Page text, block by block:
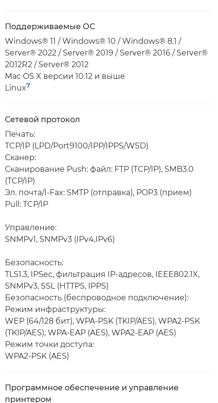
Поддерживаемые ОС
Windows® 11 / Windows® 10 / Windows® 8.1 /
Server® 2022 / Server® 2019 / Server® 2016 / Server®
2012R2 / Server® 2012
Mac OS X версии 10.12 и выше
Linux7
Сетевой протокол
Печать:
TCP/IP (LPD/Port9100/IPP/IPPS/WSD)
Сканер:
Сканирование Push: файл: FTP (TCP/IP), SMB3.0
(TCP/IP)
Эл. почта/I-Fax: SMTP (отправка), POP3 (прием)
Pull: TCP/IP
Управление:
SNMPv1, SNMPv3 (IPv4,IPv6)
Безопасность:
TLS1.3, IPSec, фильтрация IP-адресов, IEEE802.1X,
SNMPv3, SSL (HTTPS, IPPS)
Безопасность (беспроводное подключение):
Режим инфраструктуры:
WEP (64/128 бит), WPA-PSK (TKIP/AES), WPA2-PSK
(TKIP/AES), WPA-EAP (AES), WPA2-EAP (AES)
Режим точки доступа:
WPA2-PSK (AES)
Программное обеспечение и управление
принтером